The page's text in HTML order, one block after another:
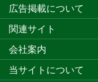
広告掲載について
関連サイト
会社案内
当サイトについて